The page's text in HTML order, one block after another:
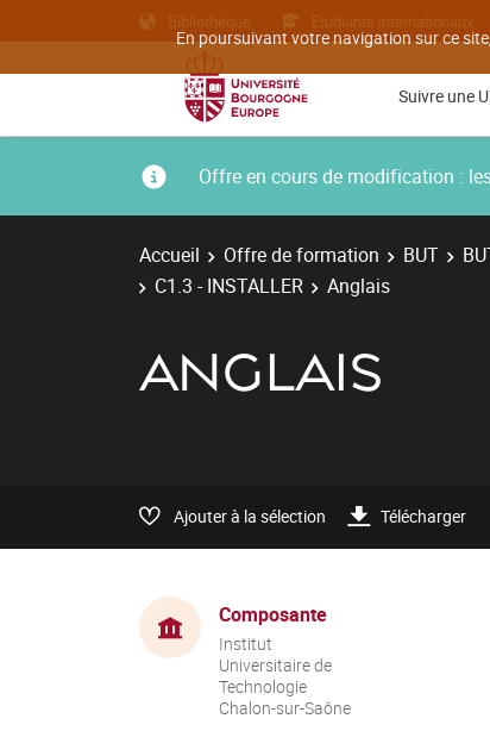
En poursuivant votre navigation sur ce
Bibliothèque Etudiants internationaux
Suivre une
Offre en cours de modification :
Accueil Offre de formation BUT
C1.3 - INSTALLER
Anglais
ANGLAIS
Ajouter à la sélection Télécharger
Composante
Institut
Universitaire de
Technologie
Chalon-sur-Saône